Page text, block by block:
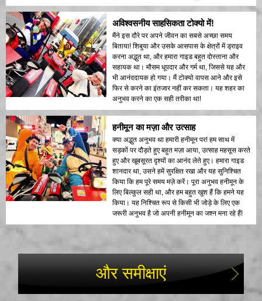
अविश्वसनीय साहसिकता टोक्यो में!
मैंने इस दौरे पर अपने जीवन का सबसे अच्छा समय
बिताया! शिबुया और उसके आसपास के क्षेत्रों में ड्राइव
करना अद्भुत था, और हमारा गाइड बहुत दोस्ताना और
सहायक था। मौसम धूपदार और गर्म था, जिससे यह और
भी आनंददायक हो गया। मैं टोक्यो वापस आने और इसे
फिर से करने का इंतजार नहीं कर सकता। यह शहर का
अनुभव करने का एक सही तरीका था!
हनीमून का मज़ा और उत्साह
क्या अद्भुत अनुभव था हमारी हनीमून पर! हम साथ में
सड़कों पर दौड़ते हुए बहुत मज़ा आया, उत्साह महसूस करते
हुए और खूबसूरत दृश्यों का आनंद लेते हुए। हमारा गाइड
शानदार था, उसने हमें सुरक्षित रखा और यह सुनिश्चित
किया कि हम पूरे समय मज़े करें। पूरा अनुभव हनीमून के
लिए बिल्कुल सही था, और हम बहुत खुश हैं कि हमने यह
किया। यह निश्चित रूप से किसी भी जोड़े के लिए एक
जरूरी अनुभव है जो अपनी हनीमून का जश्न मना रहे हैं!
और समीक्षाएं